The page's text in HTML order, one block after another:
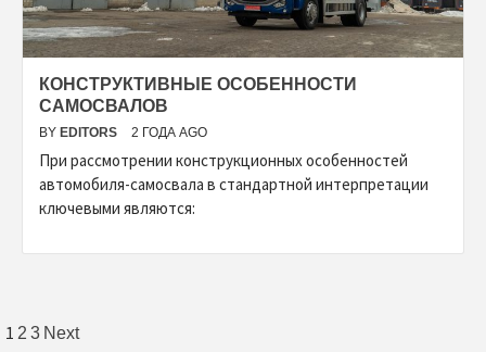
КОНСТРУКТИВНЫЕ ОСОБЕННОСТИ
САМОСВАЛОВ
BY EDITORS 2 ГОДА AGO
При рассмотрении конструкционных особенностей
автомобиля-самосвала в стандартной интерпретации
ключевыми являются:
Пагинация
1 2 3 Next